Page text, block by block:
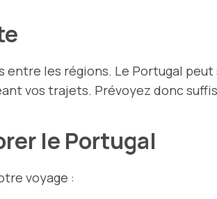
les régions. Le Portugal
vos trajets. Prévoyez donc
le Portugal
voyage :